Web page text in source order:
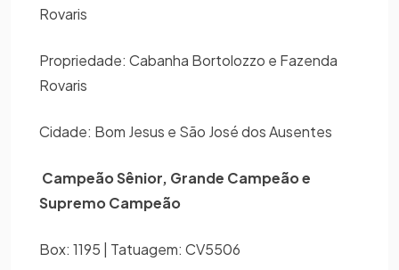
Rovaris
Propriedade: Cabanha Bortolozzo e Fazenda
Rovaris
Cidade: Bom Jesus e São José dos Ausentes
Campeão Sênior, Grande Campeão e
Supremo Campeão
Box: 1195 | Tatuagem: CV5506